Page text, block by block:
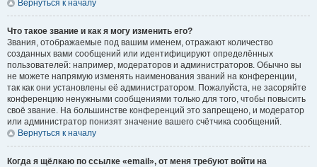
Вернуться к началу
Что такое звание и как я могу изменить его?
Звания, отображаемые под вашим именем, отражают количество
созданных вами сообщений или идентифицируют определённых
пользователей: например, модераторов и администраторов. Обычно вы
не можете напрямую изменять наименования званий на конференции,
так как они установлены её администратором. Пожалуйста, не засоряйте
конференцию ненужными сообщениями только для того, чтобы повысить
своё звание. На большинстве конференций это запрещено, и модератор
или администратор понизят значение вашего счётчика сообщений.
Вернуться к началу
Когда я щёлкаю по ссылке «email», от меня требуют войти на